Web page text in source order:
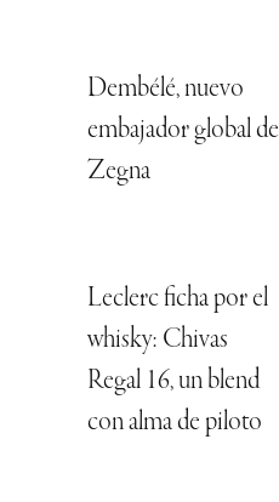
Dembélé, nuevo
embajador global de
Zegna
Leclerc ficha por el
whisky: Chivas
Regal 16, un blend
con alma de piloto